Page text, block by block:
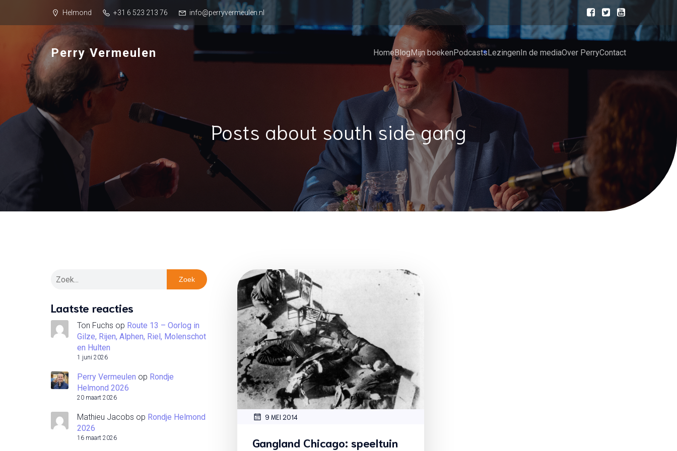
Helmond +31 6 523 213 76 info@perryvermeulen.nl
Perry Vermeulen HomeBlogMijn boekenPodcastsLezingenIn de mediaOver PerryContact
Posts about south side gang
Zoek
Laatste reacties
Ton Fuchs op Route 13 – Oorlog in
Gilze, Rijen, Alphen, Riel, Molenschot
en Hulten
1 juni 2026
Perry Vermeulen op Rondje
Helmond 2026
20 maart 2026
Mathieu Jacobs op Rondje Helmond
2026
16 maart 2026
9 MEI 2014
Gangland Chicago: speeltuin